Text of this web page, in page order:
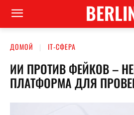
ДОМОЙ ІТ-СФЕРА
ИИ ПРОТИВ ФЕЙКОВ –
ПЛАТФОРМА ДЛЯ